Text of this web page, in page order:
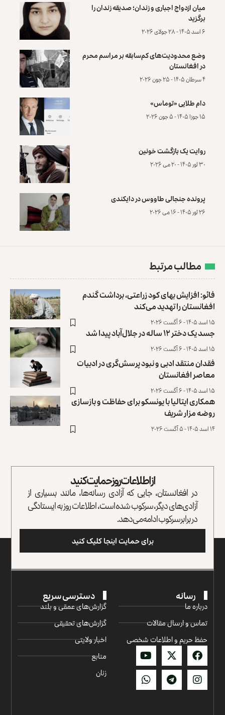
میان ازدواج اجباری و زندان؛ صدیقه زندان را
برگزید
۶ اسد ۱۴۰۵ - ۲۸ جولای ۲۰۲۶
وضع محدودیت‌های کم‌سابقه بر مراسم محرم
در افغانستان
۴ سرطان ۱۴۰۵ - ۲۵ جون ۲۰۲۶
دام طلایی «توماس»
۱۵ جوزا ۱۴۰۵ - ۵ جون ۲۰۲۶
روایت یک بازگشت خونین
۳۰ ثور ۱۴۰۵ - ۲۰ می ۲۰۲۶
پرونده‌ جنجالی طاووس در دایکندی
۲۶ ثور ۱۴۰۵ - ۱۶ می ۲۰۲۶
مطالب مرتبط
فائو: افزایش بهای کود زراعتی، برداشت گندم
افغانستان را تهدید می‌کند
۱۵ اسد ۱۴۰۵ - ۶ آگست ۲۰۲۶
جسد یک دختر ۱۲ ساله در جلال‌آباد پیدا شد
۱۵ اسد ۱۴۰۵ - ۶ آگست ۲۰۲۶
فقدان منتقد ادبی و نبود پرسش‌گری در ادبیات
معاصر افغانستان
۱۵ اسد ۱۴۰۵ - ۶ آگست ۲۰۲۶
همکاری ایتالیا با یونسکو برای حفاظت و بازسازی
روضه مزار شریف ‏
۱۴ اسد ۱۴۰۵ - ۵ آگست ۲۰۲۶
از اطلاعات روز حمایت کنید
در افغانستان، جایی که آزادی رسانه‌ها، مانند بسیاری از
آزادی‌های دیگر، سرکوب شده است، اطلاعات روز به ایستادگی
در برابر سرکوب ادامه می‌دهد.
برای حمایت اینجا کلیک کنید
رسانه
درباره ما
تماس و ارسال مقالات
حفظ حریم و اطلاعات شخصی
دسترسی سریع
گزارش‌‌های عمقی و بلند
گزارش‌های تحقیقی
اخبار ولایتی
منابع
زنان